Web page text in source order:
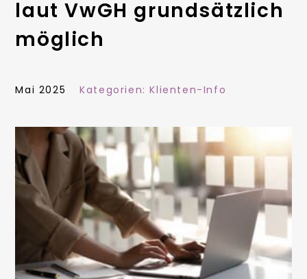
laut VwGH grundsätzlich
möglich
Mai 2025 Kategorien:Klienten-Info